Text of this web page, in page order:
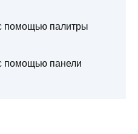
помощью палитры
помощью панели